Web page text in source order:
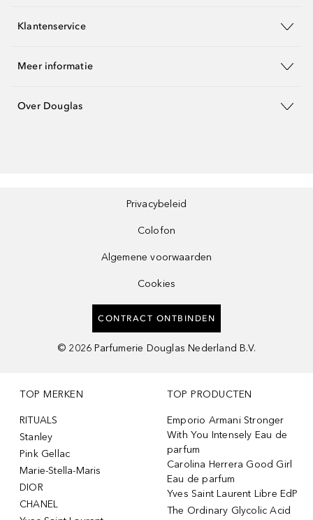
Klantenservice
Meer informatie
Over Douglas
Privacybeleid
Colofon
Algemene voorwaarden
Cookies
CONTRACT ONTBINDEN
© 2026 Parfumerie Douglas Nederland B.V.
TOP MERKEN
RITUALS
Stanley
Pink Gellac
Marie-Stella-Maris
DIOR
CHANEL
TOP PRODUCTEN
Emporio Armani Stronger
With You Intensely Eau de
parfum
Carolina Herrera Good Girl
Eau de parfum
Yves Saint Laurent Libre EdP
The Ordinary Glycolic Acid